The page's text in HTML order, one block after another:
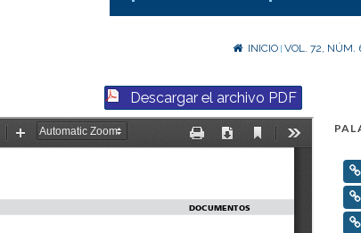
INICIO VOL. 72, NÚM.
Descargar el archivo PDF